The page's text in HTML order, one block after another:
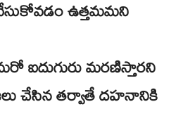
ఉత్తమమని
మరణిస్తారని
చేసిన తర్వాతే దహనానికి